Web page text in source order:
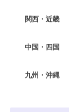
関西・近畿
中国・四国
九州・沖縄